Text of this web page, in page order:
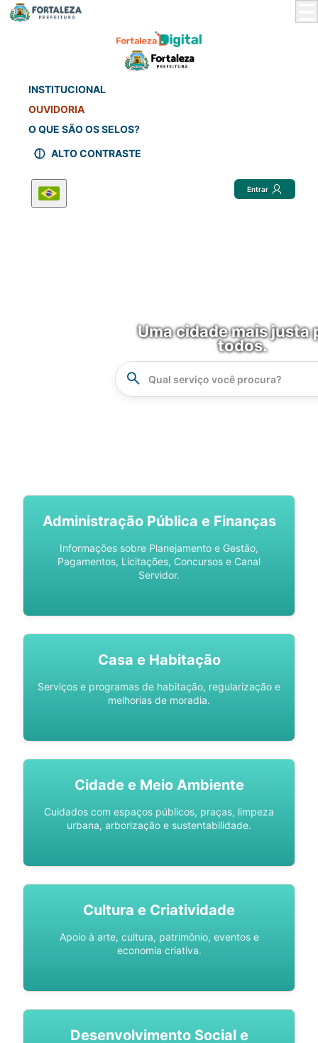
INSTITUCIONAL
OUVIDORIA
O QUE SÃO OS SELOS?
ALTO CONTRASTE
Entrar
Uma cidade mais justa
todos.
Administração Pública e Finanças
Informações sobre Planejamento e Gestão,
Pagamentos, Licitações, Concursos e Canal
Servidor.
Casa e Habitação
Serviços e programas de habitação, regularização e
melhorias de moradia.
Cidade e Meio Ambiente
Cuidados com espaços públicos, praças, limpeza
urbana, arborização e sustentabilidade.
Cultura e Criatividade
Apoio à arte, cultura, patrimônio, eventos e
economia criativa.
Desenvolvimento Social e